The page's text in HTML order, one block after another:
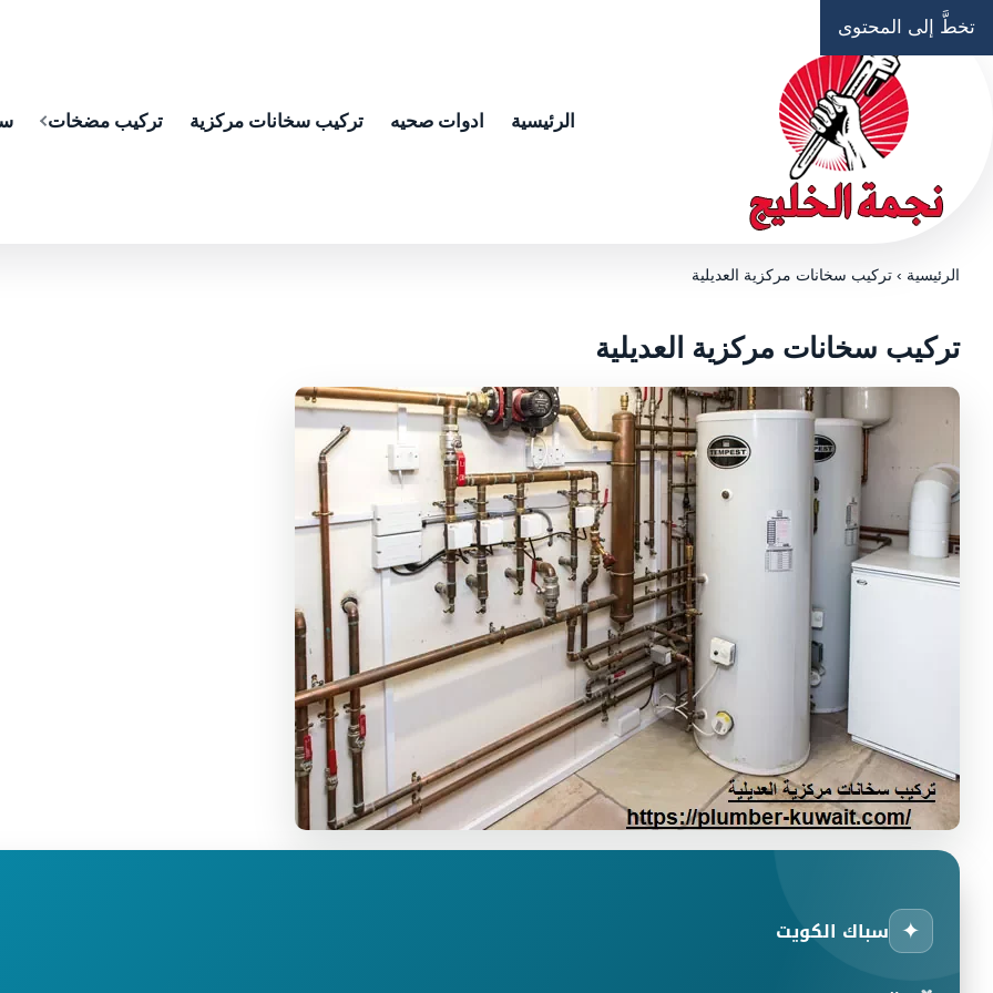
تخطَّ إلى المحتوى
الرئيسية ادوات صحيه تركيب سخانات مركزية تركيب مضخات
الرئيسية › تركيب سخانات مركزية العديلية
تركيب سخانات مركزية العديلية
✦ سباك الكويت